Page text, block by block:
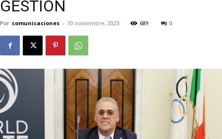
GESTIÓN
Por comunicaciones - 10 noviembre, 2025 689 0